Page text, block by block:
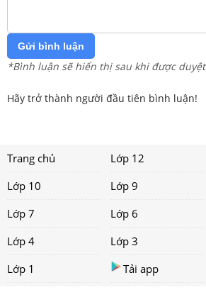
Gửi bình luận
*Bình luận sẽ hiển thị sau khi được duyệt
Hãy trở thành người đầu tiên bình luận!
Trang chủ Lớp 12
Lớp 10
Lớp 9
Lớp 7
Lớp 6
Lớp 4
Lớp 3
Lớp 1
Tải app